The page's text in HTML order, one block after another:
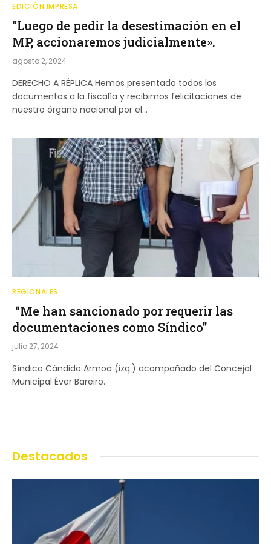
EDICIÓN IMPRESA
“Luego de pedir la desestimación en el
MP, accionaremos judicialmente».
agosto 2, 2024
DERECHO A RÉPLICA Hemos presentado todos los
documentos a la fiscalía y recibimos felicitaciones de
nuestro órgano nacional por el…
REGIONALES
“Me han sancionado por requerir las
documentaciones como Síndico”
julio 27, 2024
Síndico Cándido Armoa (izq.) acompañado del Concejal
Municipal Éver Bareiro.
Destacados